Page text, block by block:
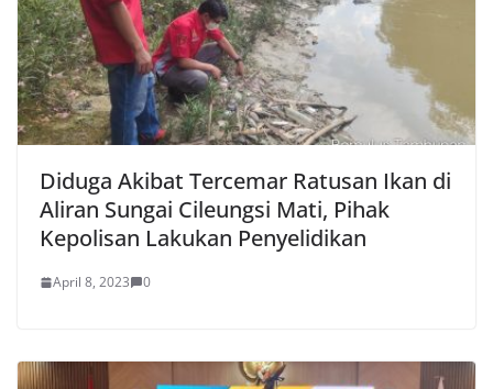
Diduga Akibat Tercemar Ratusan Ikan di
Aliran Sungai Cileungsi Mati, Pihak
Kepolisan Lakukan Penyelidikan
April 8, 2023 0